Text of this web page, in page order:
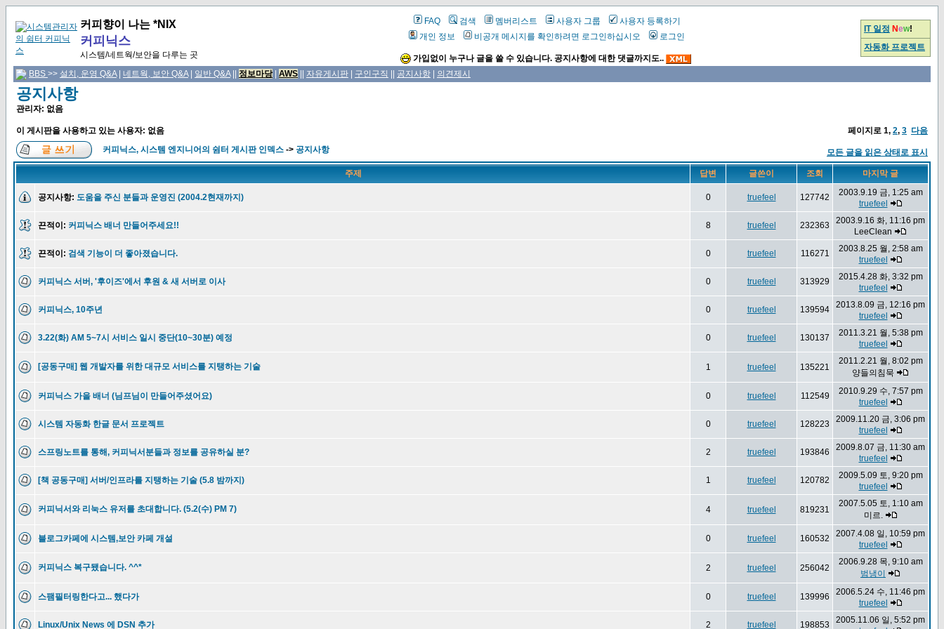
커피향이 나는 *NIX
커피닉스
시스템/네트웍/보안을 다루는 곳
FAQ 검색 멤버리스트 사용자 그룹
사용자 등록하기
개인 정보
비공개 메시지를 확인하려면 로그인하십시오 로그인
가입없이 누구나 글을 쓸 수 있습니다. 공지사항에 대한 댓글까지도..
IT 일정 New!
자동화 프로젝트
BBS >> 설치, 운영 Q&A| 네트웍, 보안 Q&A| 일반 Q&A|| 정보마당| AWS 자유게시판 구인구직 공지사항 의견제시
공지사항
관리자: 없음
이 게시판을 사용하고 있는 사용자: 없음 페이지로 1, 2, 3 다음
커피닉스, 시스템 엔지니어의 쉼터 게시판 인덱스 -> 공지사항 모든 글을 읽은 상태로 표시
주제 답변 글쓴이 조회 마지막 글
공지사항: 도움을 주신 분들과 운영진 (2004.2현재까지) 0 truefeel 127742
2003.9.19 금, 1:25 am
truefeel
끈적이: 커피닉스 배너 만들어주세요!! 8 truefeel 232363
2003.9.16 화, 11:16 pm
LeeClean
끈적이: 검색 기능이 더 좋아졌습니다. 0 truefeel 116271
2003.8.25 월, 2:58 am
truefeel
커피닉스 서버, '후이즈'에서 후원 & 새 서버로 이사 0 truefeel 313929
2015.4.28 화, 3:32 pm
truefeel
커피닉스, 10주년 0 truefeel 139594
2013.8.09 금, 12:16 pm
truefeel
3.22(화) AM 5~7시 서비스 일시 중단(10~30분) 예정 0 truefeel 130137
2011.3.21 월, 5:38 pm
truefeel
[공동구매] 웹 개발자를 위한 대규모 서비스를 지탱하는 기술 1 truefeel 135221
2011.2.21 월, 8:02 pm
양들의침묵
커피닉스 가을 배너 (님프님이 만들어주셨어요) 0 truefeel 112549
2010.9.29 수, 7:57 pm
truefeel
시스템 자동화 한글 문서 프로젝트 0 truefeel 128223
2009.11.20 금, 3:06 pm
truefeel
스프링노트를 통해, 커피닉서분들과 정보를 공유하실 분? 2 truefeel 193846
2009.8.07 금, 11:30 am
truefeel
[책 공동구매] 서버/인프라를 지탱하는 기술 (5.8 밤까지) 1 truefeel 120782
2009.5.09 토, 9:20 pm
truefeel
커피닉서와 리눅스 유저를 초대합니다. (5.2(수) PM 7) 4 truefeel 819231
2007.5.05 토, 1:10 am
미르.
블로그카페에 시스템,보안 카페 개설 0 truefeel 160532
2007.4.08 일, 10:59 pm
truefeel
커피닉스 복구됐습니다. ^^* 2 truefeel 256042
2006.9.28 목, 9:10 am
범냉이
스팸필터링한다고... 했다가 0 truefeel 139996
2006.5.24 수, 11:46 pm
truefeel
Linux/Unix News 에 DSN 추가 2 truefeel 198853
2005.11.06 일, 5:52 pm